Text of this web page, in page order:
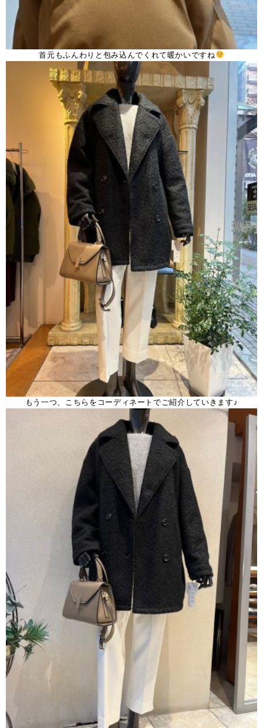
首元もふんわりと包み込んでくれて暖かいですね
もう一つ、こちらをコーディネートでご紹介していきます♪